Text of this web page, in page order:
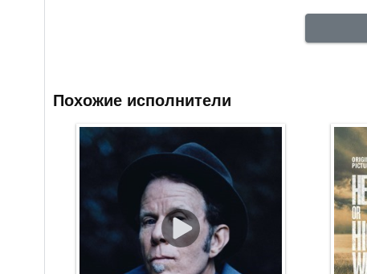
Похожие исполнители